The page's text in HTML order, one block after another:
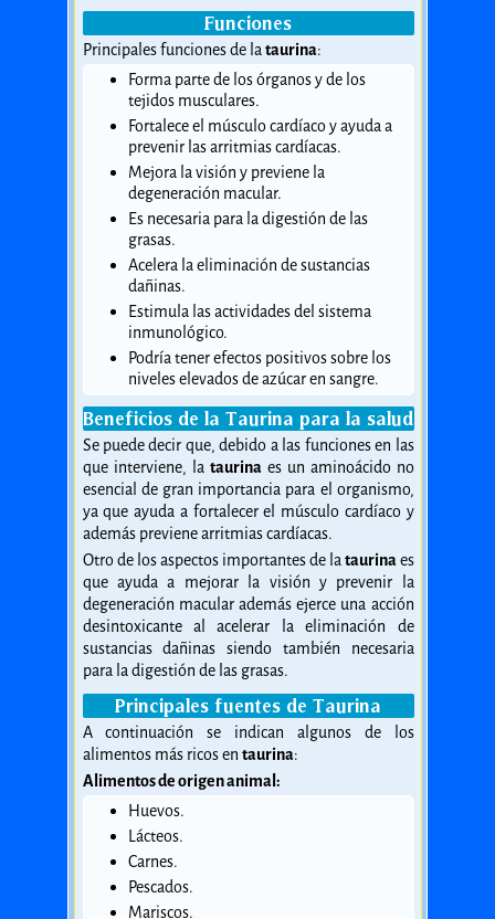
Funciones
Principales funciones de lataurina:
Forma parte de los órganos y de los
tejidos musculares.
Fortalece el músculo cardíaco y ayuda a
prevenir las arritmias cardíacas.
Mejora la visión y previene la
degeneración macular.
Es necesaria para la digestión de las
grasas.
Acelera la eliminación de sustancias
dañinas.
Estimula las actividades del sistema
inmunológico.
Podría tener efectos positivos sobre los
niveles elevados de azúcar en sangre.
Beneficios de la Taurina para la salud
Se puede decir que, debido a las funciones en las
que interviene, la taurinaes un aminoácido no
esencial de gran importancia para el organismo,
ya que ayuda a fortalecer el músculo cardíaco y
además previene arritmias cardíacas.
Otro de los aspectos importantes de lataurinaes
que ayuda a mejorar la visión y prevenir la
degeneración macular además ejerce una acción
desintoxicante al acelerar la eliminación de
sustancias dañinas siendo también necesaria
para la digestión de las grasas.
Principales fuentes de Taurina
A continuación se indican algunos de los
alimentos más ricos en taurina:
Alimentos de origen animal:
Huevos.
Lácteos.
Carnes.
Pescados.
Mariscos.